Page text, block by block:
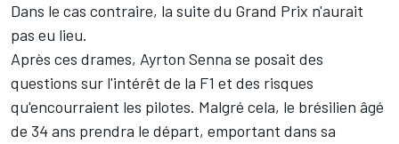
Dans le cas contraire, la suite du Grand Prix n'aurait
pas eu lieu.
Après ces drames, Ayrton Senna se posait des
questions sur l'intérêt de la F1 et des risques
qu'encourraient les pilotes. Malgré cela, le brésilien âgé
de 34 ans prendra le départ, emportant dans sa